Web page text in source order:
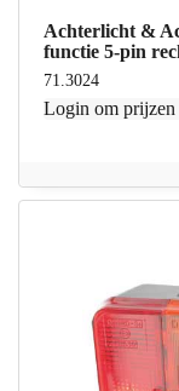
Achterlicht &
functie 5-pin
71.3024
Login om